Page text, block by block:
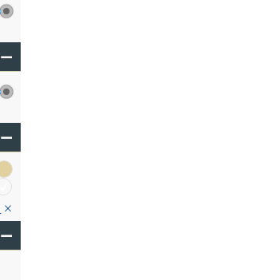
ー
ー
ー